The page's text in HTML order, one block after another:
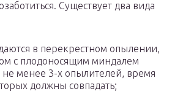
Существует два вида
в перекрестном опылении,
с плодоносящим миндалем
менее 3-х опылителей, время
должны совпадать;